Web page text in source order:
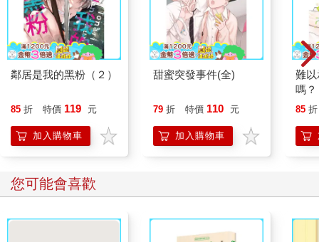
鄰居是我的黑粉（２）
85 折 特價 119 元
加入購物車
甜蜜突發事件(全)
79 折 特價 110 元
加入購物車
難
嗎
85 折
您可能會喜歡